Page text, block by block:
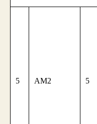
5 AM2 5